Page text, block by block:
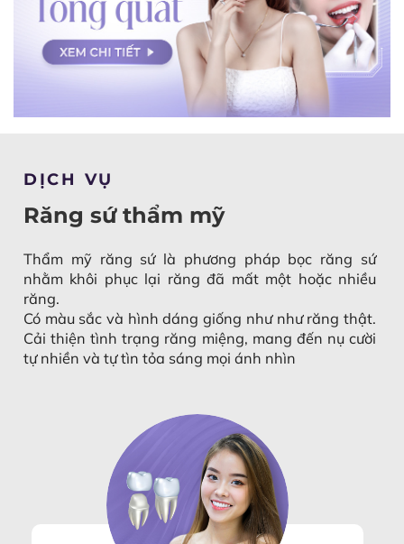
DỊCH VỤ
Răng sứ thẩm mỹ
Thẩm mỹ răng sứ là phương pháp bọc răng sứ
nhằm khôi phục lại răng đã mất một hoặc nhiều
răng.
Có màu sắc và hình dáng giống như như răng thật.
Cải thiện tình trạng răng miệng, mang đến nụ cười
tự nhiền và tự tìn tỏa sáng mọi ánh nhìn